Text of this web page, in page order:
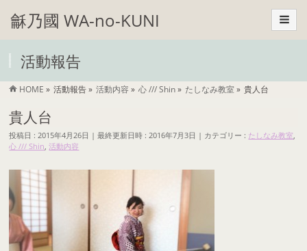
龢乃國 WA-no-KUNI
活動報告
HOME » 活動報告» 活動内容 » 心 /// Shin» たしなみ教室» 貴人台
貴人台
投稿日 : 2015年4月26日 最終更新日時 : 2016年7月3日 カテゴリー : たしなみ教室,
心 /// Shin,活動内容